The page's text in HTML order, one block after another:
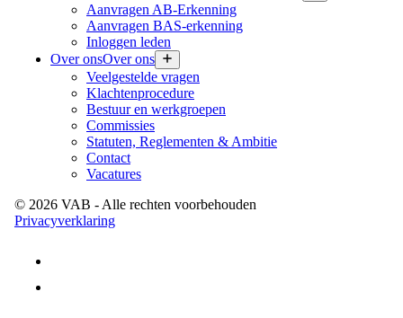
Aanvragen AB-Erkenning
Aanvragen BAS-erkenning
Inloggen leden
Over onsOver ons
Veelgestelde vragen
Klachtenprocedure
Bestuur en werkgroepen
Commissies
Statuten, Reglementen & Ambitie
Contact
Vacatures
© 2026 VAB - Alle rechten voorbehouden
Privacyverklaring